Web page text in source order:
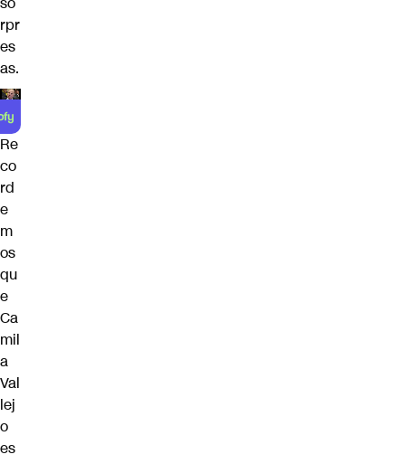
rpr
es
as.
Re
co
rd
e
m
os
qu
e
Ca
mil
a
Val
lej
o
es